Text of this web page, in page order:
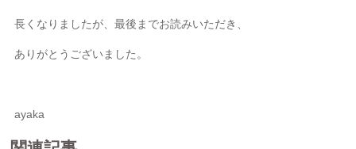
長くなりましたが、最後までお読みいただき、
ありがとうございました。
ayaka